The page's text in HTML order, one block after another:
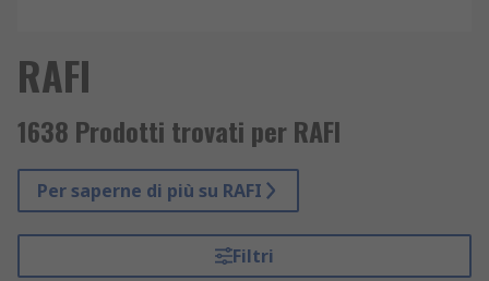
RAFI
1638 Prodotti trovati per RAFI
Per saperne di più su RAFI
Filtri